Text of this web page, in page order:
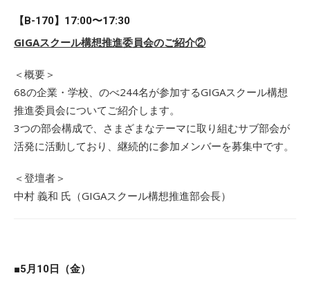
【B-170】17:00〜17:30
GIGAスクール構想推進委員会のご紹介②
＜概要＞
68の企業・学校、のべ244名が参加するGIGAスクール構想
推進委員会についてご紹介します。
3つの部会構成で、さまざまなテーマに取り組むサブ部会が
活発に活動しており、継続的に参加メンバーを募集中です。
＜登壇者＞
中村 義和 氏（GIGAスクール構想推進部会長）
■5月10日（金）